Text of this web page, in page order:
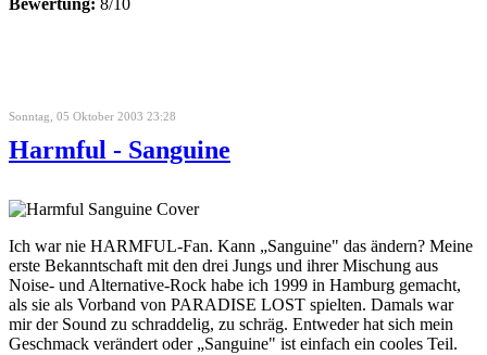
Sonntag, 05 Oktober 2003 23:28
Harmful - Sanguine
Ich war nie HARMFUL-Fan. Kann „Sanguine" das ändern? Meine
erste Bekanntschaft mit den drei Jungs und ihrer Mischung aus
Noise- und Alternative-Rock habe ich 1999 in Hamburg gemacht,
als sie als Vorband von PARADISE LOST spielten. Damals war
mir der Sound zu schraddelig, zu schräg. Entweder hat sich mein
Geschmack verändert oder „Sanguine" ist einfach ein cooles Teil.